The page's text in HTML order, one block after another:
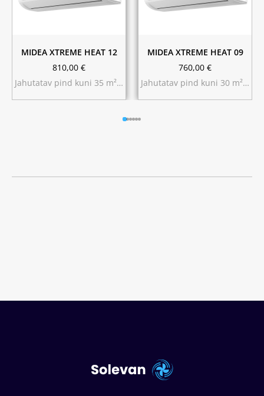
MIDEA XTREME HEAT 12
810,00 €
Jahutatav pind kuni 35 m²…
MIDEA XTREME HEAT 09
760,00 €
Jahutatav pind kuni 30 m²…